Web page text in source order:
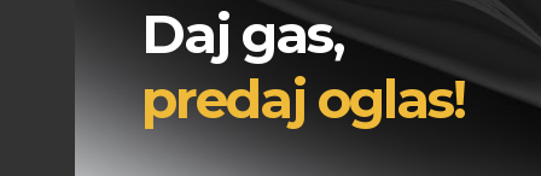
Daj gas,
predaj oglas!